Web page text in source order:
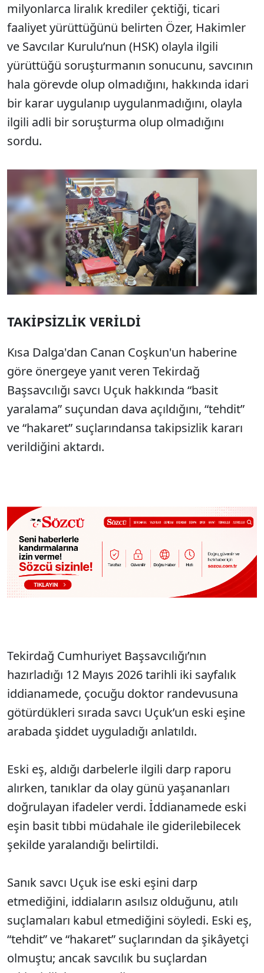
milyonlarca liralık krediler çektiği, ticari
faaliyet yürüttüğünü belirten Özer, Hakimler
ve Savcılar Kurulu’nun (HSK) olayla ilgili
yürüttüğü soruşturmanın sonucunu, savcının
hala görevde olup olmadığını, hakkında idari
bir karar uygulanıp uygulanmadığını, olayla
ilgili adli bir soruşturma olup olmadığını
sordu.
TAKİPSİZLİK VERİLDİ
Kısa Dalga'dan Canan Coşkun'un haberine
göre önergeye yanıt veren Tekirdağ
Başsavcılığı savcı Uçuk hakkında “basit
yaralama” suçundan dava açıldığını, “tehdit”
ve “hakaret” suçlarındansa takipsizlik kararı
verildiğini aktardı.
Tekirdağ Cumhuriyet Başsavcılığı’nın
hazırladığı 12 Mayıs 2026 tarihli iki sayfalık
iddianamede, çocuğu doktor randevusuna
götürdükleri sırada savcı Uçuk’un eski eşine
arabada şiddet uyguladığı anlatıldı.
Eski eş, aldığı darbelerle ilgili darp raporu
alırken, tanıklar da olay günü yaşananları
doğrulayan ifadeler verdi. İddianamede eski
eşin basit tıbbi müdahale ile giderilebilecek
şekilde yaralandığı belirtildi.
Sanık savcı Uçuk ise eski eşini darp
etmediğini, iddiaların asılsız olduğunu, atılı
suçlamaları kabul etmediğini söyledi. Eski eş,
“tehdit” ve “hakaret” suçlarından da şikâyetçi
olmuştu; ancak savcılık bu suçlardan